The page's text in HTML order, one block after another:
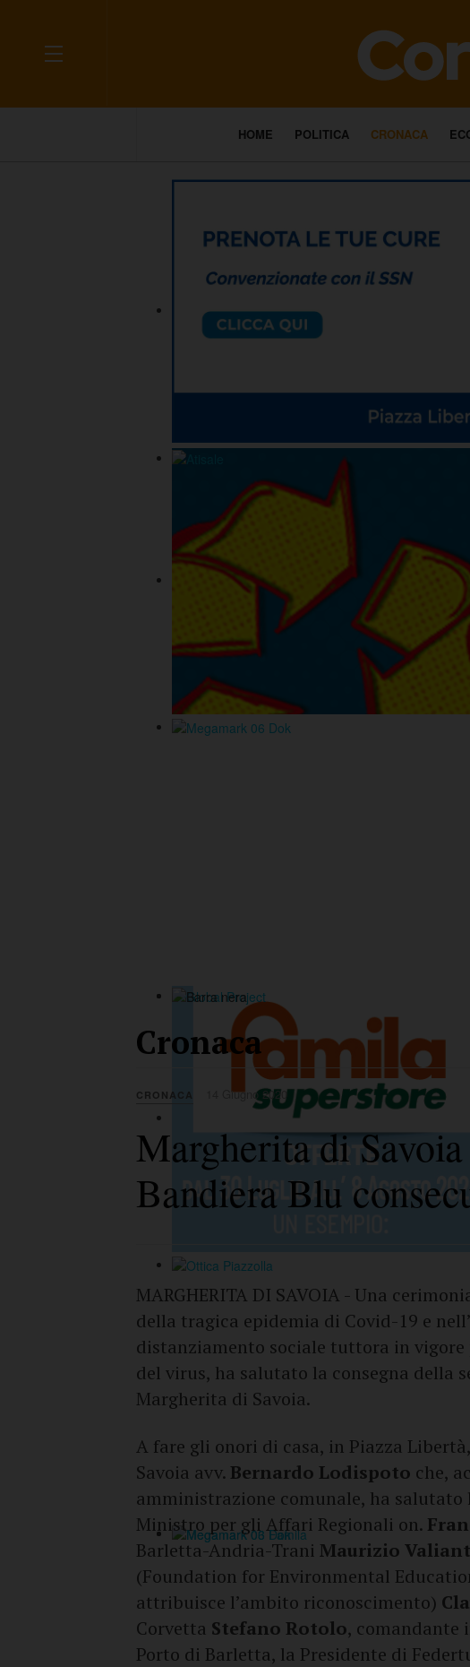
HOME POLITICA CRONACA
Cronaca
CRONACA 14 Giugno 2020
Margherita di
Bandiera Blu
MARGHERITA DI SAVOIA - Una
della tragica epidemia di Covid-19 e
distanziamento sociale tuttora in vigore
del virus, ha salutato la consegna della
Margherita di Savoia.
A fare gli onori di casa, in Piazza
Savoia avv. Bernardo Lodispoto che,
amministrazione comunale, ha
Ministro per gli Affari Regionali on.
Barletta-Andria-Trani Maurizio
(Foundation for Environmental
attribuisce l’ambito riconoscimento)
Corvetta Stefano Rotolo, comandante
Porto di Barletta, la Presidente di